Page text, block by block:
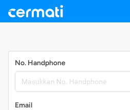
No. Handphone
Email